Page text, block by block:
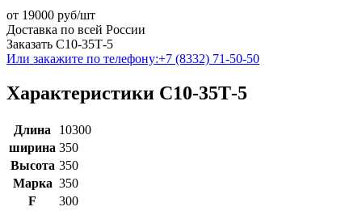
от 19000 руб/шт
Доставка по всей России
Заказать С10-35Т-5
Или закажите по телефону:+7 (8332) 71-50-50
Характеристики С10-35Т-5
Длина
10300
ширина 350
Высота 350
Марка 350
F
300